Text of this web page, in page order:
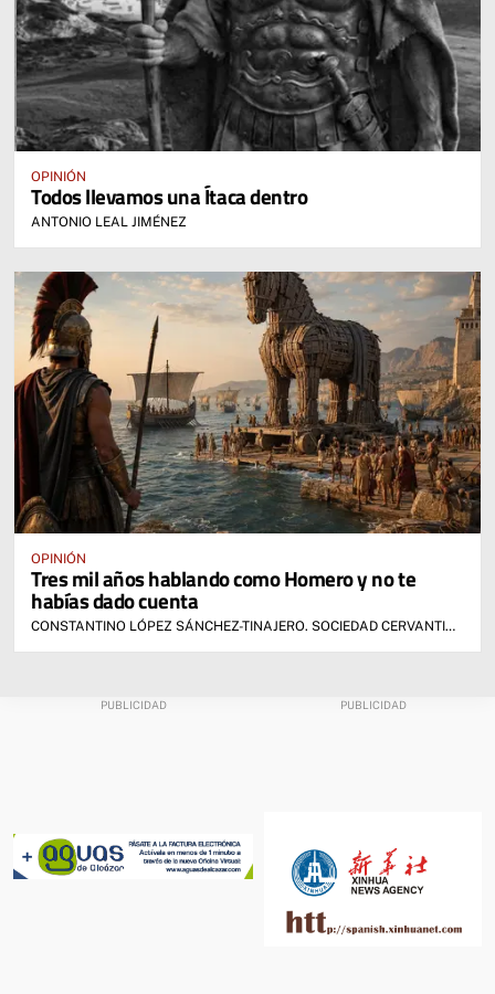
OPINIÓN
Todos llevamos una Ítaca dentro
ANTONIO LEAL JIMÉNEZ
OPINIÓN
Tres mil años hablando como Homero y no te
habías dado cuenta
CONSTANTINO LÓPEZ SÁNCHEZ-TINAJERO. SOCIEDAD CERVANTINA DE ALCÁZAR DE SAN JUAN